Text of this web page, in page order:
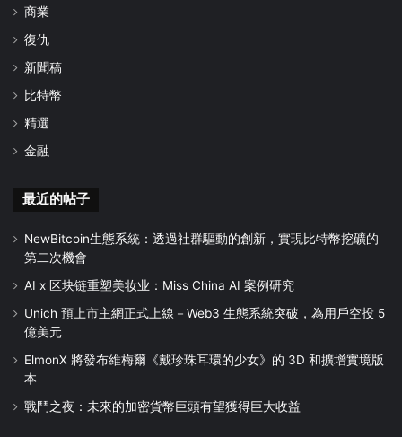
商業
復仇
新聞稿
比特幣
精選
金融
最近的帖子
NewBitcoin生態系統：透過社群驅動的創新，實現比特幣挖礦的
第二次機會
AI x 区块链重塑美妆业：Miss China AI 案例研究
Unich 預上市主網正式上線－Web3 生態系統突破，為用戶空投 5
億美元
ElmonX 將發布維梅爾《戴珍珠耳環的少女》的 3D 和擴增實境版
本
戰鬥之夜：未來的加密貨幣巨頭有望獲得巨大收益